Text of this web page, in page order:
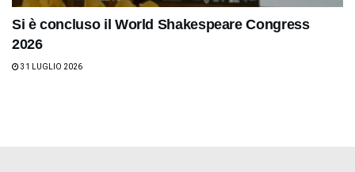
Si è concluso il World Shakespeare Congress
2026
31 LUGLIO 2026